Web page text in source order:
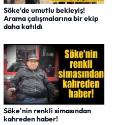
Söke'de umutlu bekleyiş!
Arama çalışmalarına bir ekip
daha katıldı
Söke'nin renkli simasından
kahreden haber!